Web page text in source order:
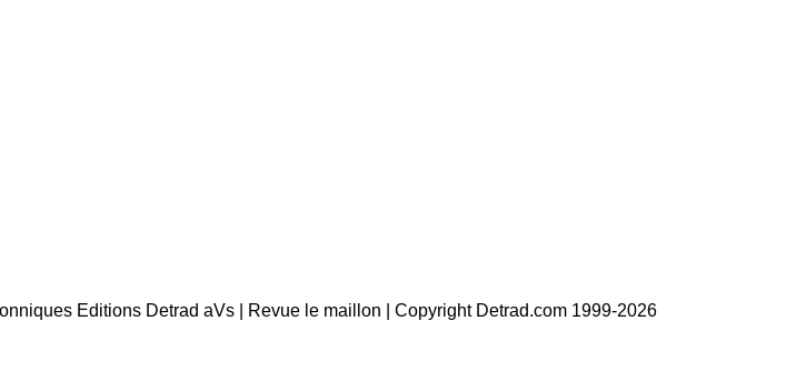
Editions Detrad aVs | Revue le maillon | Copyright Detrad.com 1999-2026